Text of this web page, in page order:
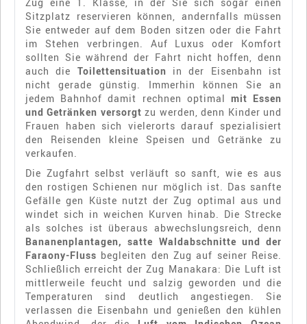
Zug eine 1. Klasse, in der Sie sich sogar einen
Sitzplatz reservieren können, andernfalls müssen
Sie entweder auf dem Boden sitzen oder die Fahrt
im Stehen verbringen. Auf Luxus oder Komfort
sollten Sie während der Fahrt nicht hoffen, denn
auch die Toilettensituation in der Eisenbahn ist
nicht gerade günstig. Immerhin können Sie an
jedem Bahnhof damit rechnen optimal mit Essen
und Getränken versorgt zu werden, denn Kinder und
Frauen haben sich vielerorts darauf spezialisiert
den Reisenden kleine Speisen und Getränke zu
verkaufen.
Die Zugfahrt selbst verläuft so sanft, wie es aus
den rostigen Schienen nur möglich ist. Das sanfte
Gefälle gen Küste nutzt der Zug optimal aus und
windet sich in weichen Kurven hinab. Die Strecke
als solches ist überaus abwechslungsreich, denn
Bananenplantagen, satte Waldabschnitte und der
Faraony-Fluss begleiten den Zug auf seiner Reise.
Schließlich erreicht der Zug Manakara: Die Luft ist
mittlerweile feucht und salzig geworden und die
Temperaturen sind deutlich angestiegen. Sie
verlassen die Eisenbahn und genießen den kühlen